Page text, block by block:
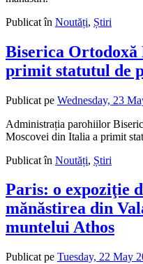
Publicat în Noutăți, Știri
Biserica Ortodoxă
primit statutul de
Publicat pe Wednesday, 23
Administrația parohiilor
Moscovei din Italia a primit
Publicat în Noutăți, Știri
Paris: o expoziţie
mănăstirea din
muntelui Athos
Publicat pe Tuesday, 22 May